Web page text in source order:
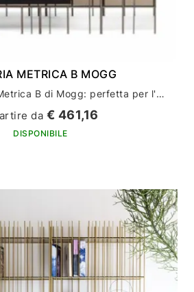
METRICA B MOGG
Scopri la libreria Metrica B di Mogg: perfetta per l'arredamento della tua casa
da € 461,16
DISPONIBILE